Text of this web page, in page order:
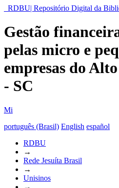
RDBU| Repositório Digital da
Gestão
pelas micro e
empresas do
- SC
Mi
português (Brasil) English español
RDBU
→
Rede Jesuíta Brasil
→
Unisinos